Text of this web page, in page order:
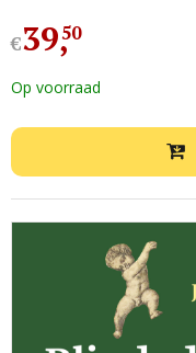
€39,
50
Op voorraad